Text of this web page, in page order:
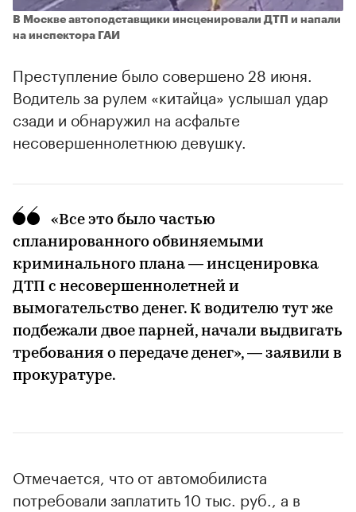
В Москве автоподставщики инсценировали ДТП и напали
на инспектора ГАИ
Преступление было совершено 28 июня.
Водитель за рулем «китайца» услышал удар
сзади и обнаружил на асфальте
несовершеннолетнюю девушку.
«Все это было частью
спланированного обвиняемыми
криминального плана — инсценировка
ДТП с несовершеннолетней и
вымогательство денег. К водителю тут же
подбежали двое парней, начали выдвигать
требования о передаче денег», — заявили в
прокуратуре.
Отмечается, что от автомобилиста
потребовали заплатить 10 тыс. руб., а в